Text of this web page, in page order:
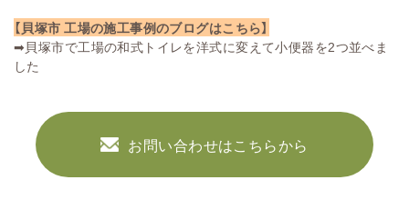
【貝塚市 工場の施工事例のブログはこちら】
➡貝塚市で工場の和式トイレを洋式に変えて小便器を2つ並べま
した
お問い合わせはこちらから